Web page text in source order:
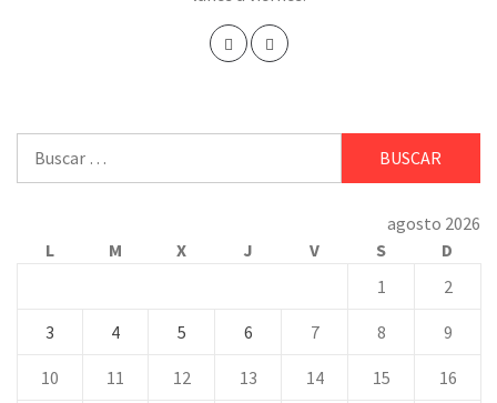
agosto 2026
L
M X J V S
D
1
2
3 4 5 6 7 8 9
10 11 12 13 14 15 16